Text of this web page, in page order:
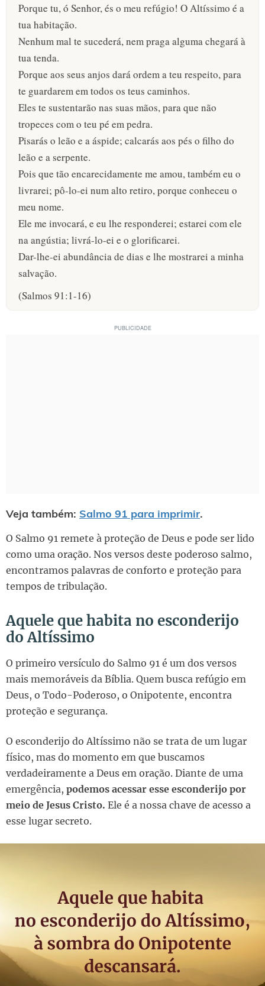
Porque tu, ó Senhor, és o meu refúgio! O Altíssimo é a
tua habitação.
Nenhum mal te sucederá, nem praga alguma chegará à
tua tenda.
Porque aos seus anjos dará ordem a teu respeito, para
te guardarem em todos os teus caminhos.
Eles te sustentarão nas suas mãos, para que não
tropeces com o teu pé em pedra.
Pisarás o leão e a áspide; calcarás aos pés o filho do
leão e a serpente.
Pois que tão encarecidamente me amou, também eu o
livrarei; pô-lo-ei num alto retiro, porque conheceu o
meu nome.
Ele me invocará, e eu lhe responderei; estarei com ele
na angústia; livrá-lo-ei e o glorificarei.
Dar-lhe-ei abundância de dias e lhe mostrarei a minha
salvação.
(Salmos 91:1-16)
Veja também: Salmo 91 para imprimir.
O Salmo 91 remete à proteção de Deus e pode ser lido
como uma oração. Nos versos deste poderoso salmo,
encontramos palavras de conforto e proteção para
tempos de tribulação.
Aquele que habita no esconderijo
do Altíssimo
O primeiro versículo do Salmo 91 é um dos versos
mais memoráveis da Bíblia. Quem busca refúgio em
Deus, o Todo-Poderoso, o Onipotente, encontra
proteção e segurança.
O esconderijo do Altíssimo não se trata de um lugar
físico, mas do momento em que buscamos
verdadeiramente a Deus em oração. Diante de uma
emergência, podemos acessar esse esconderijo por
meio de Jesus Cristo. Ele é a nossa chave de acesso a
esse lugar secreto.